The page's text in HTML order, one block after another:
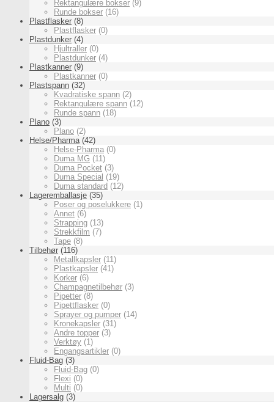
Rektangulære bokser (9)
Runde bokser (16)
Plastflasker (8)
Plastflasker (0)
Plastdunker (4)
Hjultraller (0)
Plastdunker (4)
Plastkanner (9)
Plastkanner (0)
Plastspann (32)
Kvadratiske spann (2)
Rektangulære spann (12)
Runde spann (18)
Plano (3)
Plano (2)
Helse/Pharma(42)
Helse-Pharma (0)
Duma MG (11)
Duma Pocket (3)
Duma Special (19)
Duma standard (12)
Lageremballasje (35)
Poser og poselukkere (1)
Annet (6)
Strapping (13)
Strekkfilm (7)
Tape (8)
Tilbehør (116)
Metallkapsler (11)
Plastkapsler (41)
Korker (6)
Champagnetilbehør (3)
Pipetter (8)
Pipettflasker (0)
Sprayer og pumper (14)
Kronekapsler (31)
Andre topper (3)
Verktøy (1)
Engangsartikler (0)
Fluid-Bag (3)
Fluid-Bag (0)
Flexi (0)
Multi (0)
Lagersalg (3)